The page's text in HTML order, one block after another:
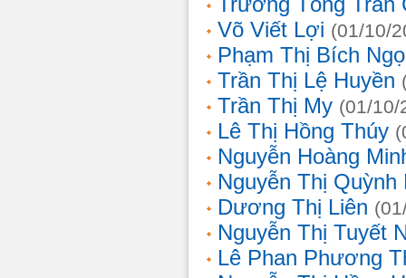
Võ Viết Lợi (01/10/
Phạm Thị Bích
Trần Thị Lệ Huyền
Trần Thị My (01/10/
Lê Thị Hồng Thúy
Nguyễn Hoàng
Nguyễn Thị Quỳnh
Dương Thị Liên
Nguyễn Thị Tuyết
Lê Phan Phương